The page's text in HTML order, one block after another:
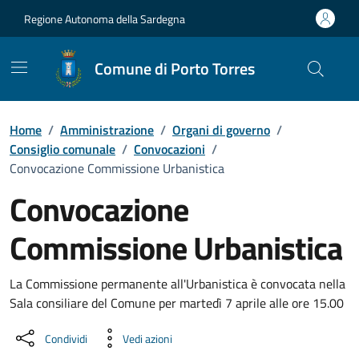
Regione Autonoma della Sardegna
Comune di Porto Torres
Home / Amministrazione / Organi di governo /
Consiglio comunale / Convocazioni /
Convocazione Commissione Urbanistica
Convocazione
Commissione Urbanistica
???portal.DettaglioConvocazione???
La Commissione permanente all'Urbanistica è convocata nella
Sala consiliare del Comune per martedì 7 aprile alle ore 15.00
Condividi Vedi azioni